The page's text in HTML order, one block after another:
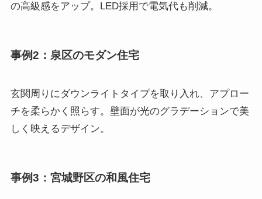
の高級感をアップ。LED採用で電気代も削減。
事例2：泉区のモダン住宅
玄関周りにダウンライトタイプを取り入れ、アプロー
チを柔らかく照らす。壁面が光のグラデーションで美
しく映えるデザイン。
事例3：宮城野区の和風住宅